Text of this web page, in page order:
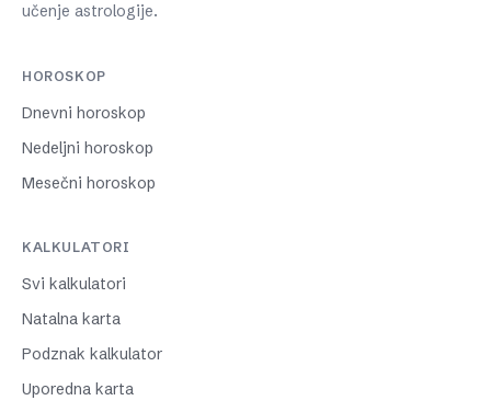
učenje astrologije.
HOROSKOP
Dnevni horoskop
Nedeljni horoskop
Mesečni horoskop
KALKULATORI
Svi kalkulatori
Natalna karta
Podznak kalkulator
Uporedna karta